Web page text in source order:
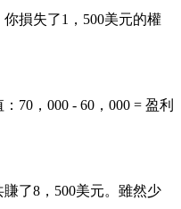
損失了1，500美元的權
70，000 - 60，000 = 盈利
賺了8，500美元。雖然少